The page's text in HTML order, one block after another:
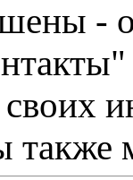
-
также